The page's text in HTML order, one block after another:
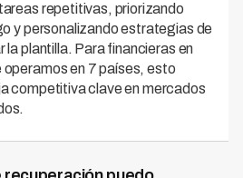
repetitivas, priorizando
y personalizando estrategias de
plantilla. Para financieras en
en 7 países, esto
competitiva clave en mercados